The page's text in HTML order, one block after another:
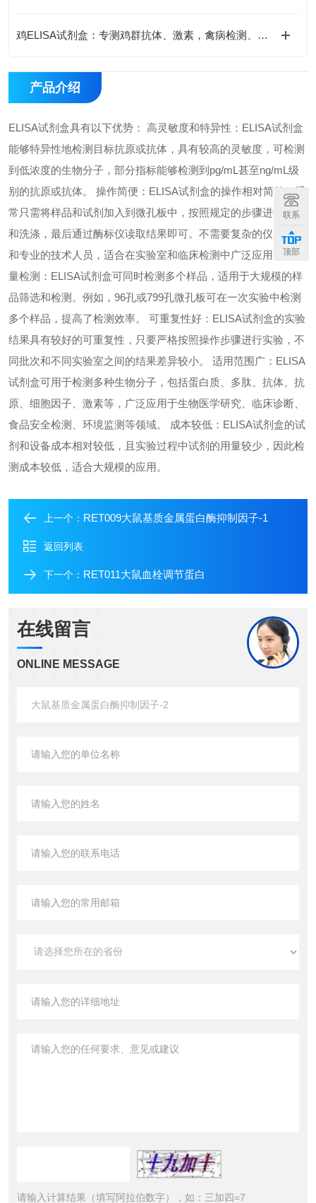
鸡ELISA试剂盒：专测鸡群抗体、激素，禽病检测、养殖科研都能用
产品介绍
ELISA试剂盒具有以下优势： 高灵敏度和特异性：ELISA试剂盒
能够特异性地检测目标抗原或抗体，具有较高的灵敏度，可检测
到低浓度的生物分子，部分指标能够检测到pg/mL甚至ng/mL级
别的抗原或抗体。 操作简便：ELISA试剂盒的操作相对简单，通
常只需将样品和试剂加入到微孔板中，按照规定的步骤进行孵育
和洗涤，最后通过酶标仪读取结果即可。不需要复杂的仪器设备
和专业的技术人员，适合在实验室和临床检测中广泛应用。 高通
量检测：ELISA试剂盒可同时检测多个样品，适用于大规模的样
品筛选和检测。例如，96孔或799孔微孔板可在一次实验中检测
多个样品，提高了检测效率。 可重复性好：ELISA试剂盒的实验
结果具有较好的可重复性，只要严格按照操作步骤进行实验，不
同批次和不同实验室之间的结果差异较小。 适用范围广：ELISA
试剂盒可用于检测多种生物分子，包括蛋白质、多肽、抗体、抗
原、细胞因子、激素等，广泛应用于生物医学研究、临床诊断、
食品安全检测、环境监测等领域。 成本较低：ELISA试剂盒的试
剂和设备成本相对较低，且实验过程中试剂的用量较少，因此检
测成本较低，适合大规模的应用。
上一个： RET009大鼠基质金属蛋白酶抑制因子-1
返回列表
下一个： RET011大鼠血栓调节蛋白
在线留言
ONLINE MESSAGE
请输入计算结果（填写阿拉伯数字），如：三加四=7
联系
顶部